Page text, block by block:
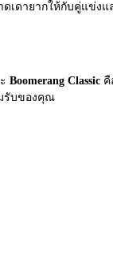
เดายากให้กับคู่แข่ง
Boomerang Classicคื
รับของคุณ